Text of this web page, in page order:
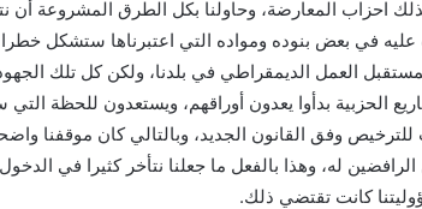
احزاب المعارضة، وحاولنا بكل الطرق المشروعة
عليه في بعض بنوده ومواده التي اعتبرناها ستشكل
لمستقبل العمل الديمقراطي في بلدنا، ولكن كل تلك
الحزبية بدأوا يعدون أوراقهم، ويستعدون للحظة التي
للترخيص وفق القانون الجديد، وبالتالي كان موقفنا
الرافضين له، وهذا بالفعل ما جعلنا نتأخر كثيرا في
كانت تقتضي ذلك.